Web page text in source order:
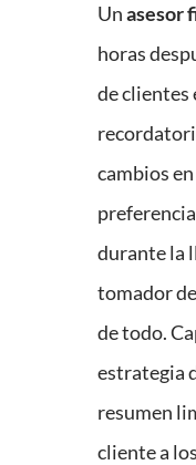
Unasesor
horas
de clientes
cambios
durante la
tomador
de todo.
estrategia
resumen
cliente a